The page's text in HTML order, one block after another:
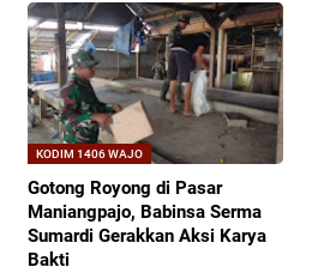
KODIM 1406 WAJO
Gotong Royong di Pasar
Maniangpajo, Babinsa Serma
Sumardi Gerakkan Aksi Karya
Bakti